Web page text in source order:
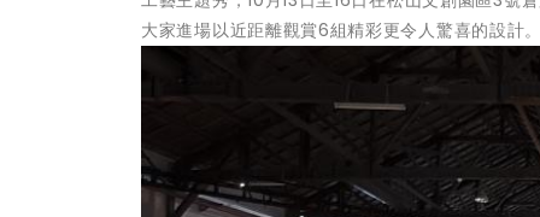
大家進場以近距離觀賞6組精彩更令人驚喜的設計